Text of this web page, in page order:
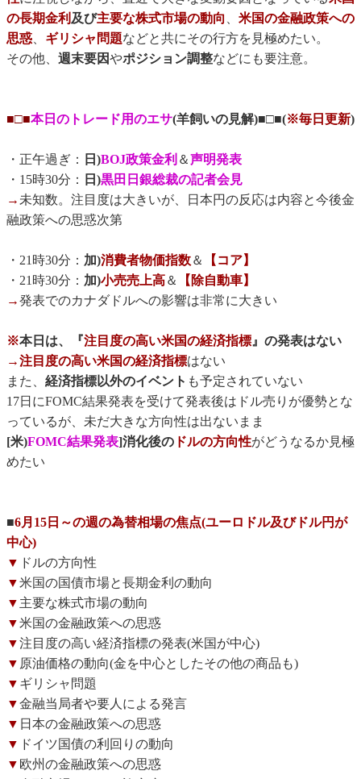
の長期金利及び主要な株式市場の動向 、 米国の金融政策への
思惑、 ギリシャ問題などと共にその行方を見極めたい。
その他、 週末要因やポジション調整などにも要注意。
■□■本日のトレード用のエサ(羊飼いの見解)■□■(※毎日更新)
・正午過ぎ： 日)BOJ政策金利 ＆声明発表
・15時30分：
日)黒田日銀総裁の記者会見
→未知数。注目度は大きいが、日本円の反応は内容と今後金
融政策への思惑次第
・21時30分： 加)消費者物価指数＆
【コア】
・21時30分： 加)小売売上高＆
【除自動車】
→発表でのカナダドルへの影響は非常に大きい
※本日は、『注目度の高い米国の経済指標』の発表はない
→注目度の高い米国の経済指標はない
また、 経済指標以外のイベント も予定されていない
17日にFOMC結果発表を受けて発表後はドル売りが優勢とな
っているが、未だ大きな方向性は出ないまま
[米)FOMC結果発表]消化後の ドルの方向性がどうなるか見極
めたい
■6月15日～の週の為替相場の焦点(ユーロドル及びドル円が
中心)
▼ ドルの方向性
▼米国の国債市場と長期金利の動向
▼ 主要な株式市場の動向
▼米国の金融政策への思惑
▼注目度の高い経済指標の発表(米国が中心)
▼ 原油価格の動向(金を中心としたその他の商品も)
▼ ギリシャ問題
▼金融当局者や要人による発言
▼ 日本の金融政策への思惑
▼ ドイツ国債の利回りの動向
▼ 欧州の金融政策への思惑